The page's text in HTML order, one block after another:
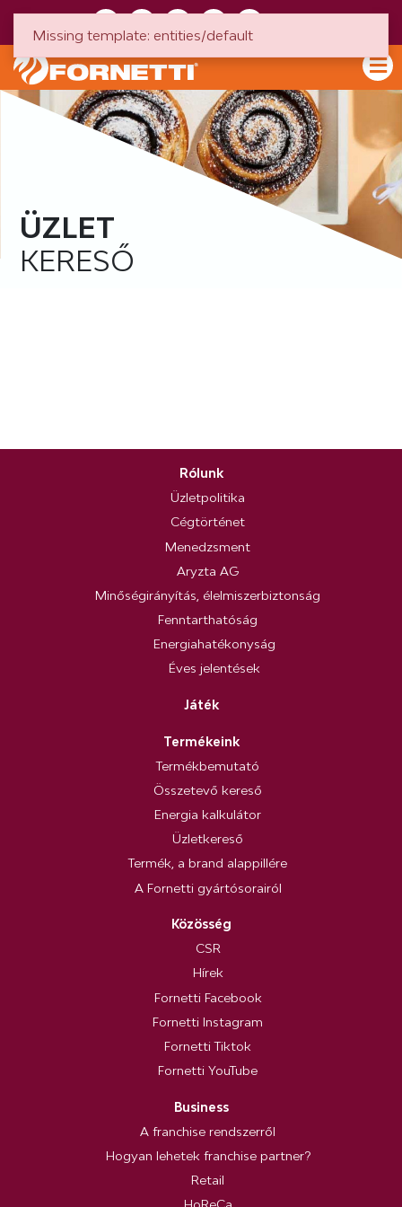
ÜZLET
KERESŐ
Rólunk
Üzletpolitika
Cégtörténet
Menedzsment
Aryzta AG
Minőségirányítás, élelmiszerbiztonság
Fenntarthatóság
Energiahatékonyság
Éves jelentések
Játék
Termékeink
Termékbemutató
Összetevő kereső
Energia kalkulátor
Üzletkereső
Termék, a brand alappillére
A Fornetti gyártósorairól
Közösség
CSR
Hírek
Fornetti Facebook
Fornetti Instagram
Fornetti Tiktok
Fornetti YouTube
Business
A franchise rendszerről
Hogyan lehetek franchise partner?
Retail
Missing template: entities/default